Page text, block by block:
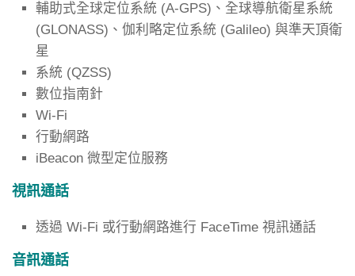
輔助式全球定位系統 (A-GPS)、全球導航衛星系統
(GLONASS)、伽利略定位系統 (Galileo) 與準天頂衛
星
系統 (QZSS)
數位指南針
Wi-Fi
行動網路
iBeacon 微型定位服務
視訊通話
透過 Wi-Fi 或行動網路進行 FaceTime 視訊通話
音訊通話